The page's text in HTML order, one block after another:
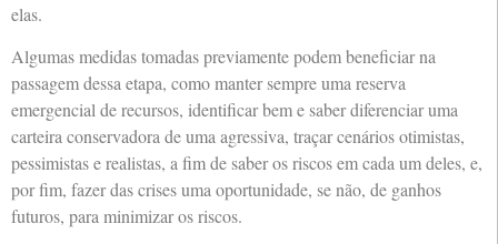
elas.
Algumas medidas tomadas previamente podem beneficiar na
passagem dessa etapa, como manter sempre uma reserva
emergencial de recursos, identificar bem e saber diferenciar uma
carteira conservadora de uma agressiva, traçar cenários otimistas,
pessimistas e realistas, a fim de saber os riscos em cada um deles, e,
por fim, fazer das crises uma oportunidade, se não, de ganhos
futuros, para minimizar os riscos.